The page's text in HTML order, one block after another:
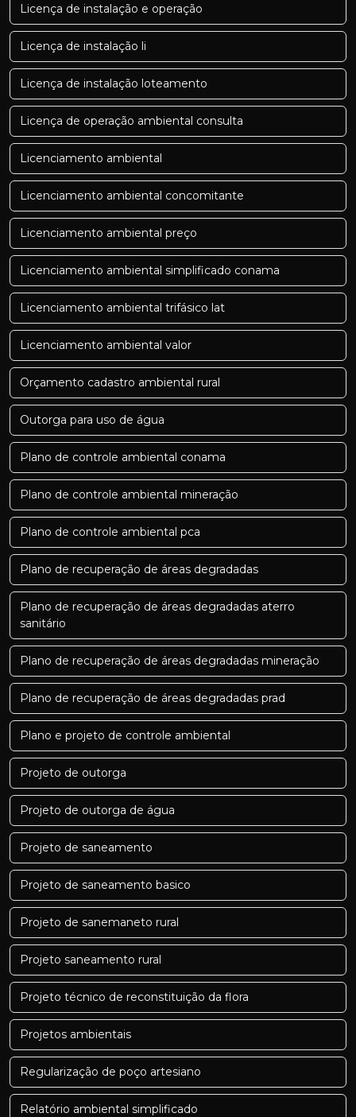
Licença de instalação e operação
Licença de instalação li
Licença de instalação loteamento
Licença de operação ambiental consulta
Licenciamento ambiental
Licenciamento ambiental concomitante
Licenciamento ambiental preço
Licenciamento ambiental simplificado conama
Licenciamento ambiental trifásico lat
Licenciamento ambiental valor
Orçamento cadastro ambiental rural
Outorga para uso de água
Plano de controle ambiental conama
Plano de controle ambiental mineração
Plano de controle ambiental pca
Plano de recuperação de áreas degradadas
Plano de recuperação de áreas degradadas aterro
sanitário
Plano de recuperação de áreas degradadas mineração
Plano de recuperação de áreas degradadas prad
Plano e projeto de controle ambiental
Projeto de outorga
Projeto de outorga de água
Projeto de saneamento
Projeto de saneamento basico
Projeto de sanemaneto rural
Projeto saneamento rural
Projeto técnico de reconstituição da flora
Projetos ambientais
Regularização de poço artesiano
Relatório ambiental simplificado